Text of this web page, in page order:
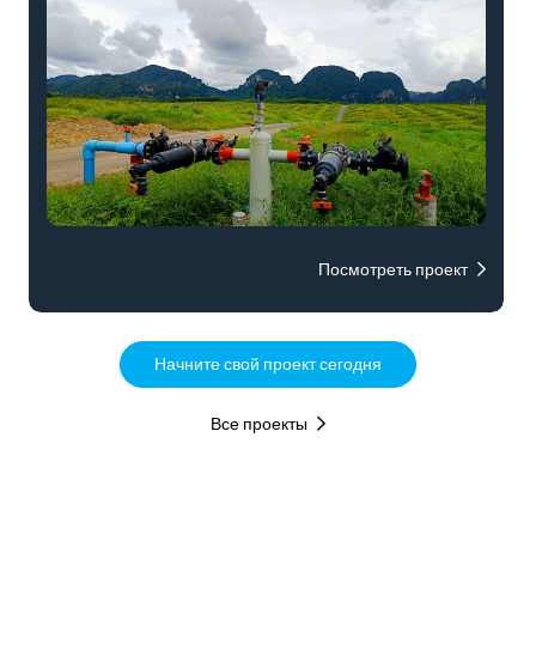
Посмотреть проект
Начните свой проект сегодня
Все проекты